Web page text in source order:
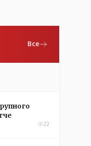
Все
22